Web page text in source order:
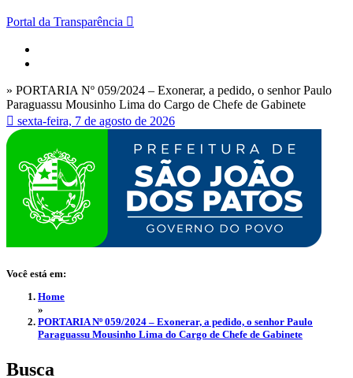
Portal da Transparência
» PORTARIA Nº 059/2024 – Exonerar, a pedido, o senhor Paulo
Paraguassu Mousinho Lima do Cargo de Chefe de Gabinete
sexta-feira, 7 de agosto de 2026
Você está em:
Home
»
PORTARIA Nº 059/2024 – Exonerar, a pedido, o senhor Paulo
Paraguassu Mousinho Lima do Cargo de Chefe de Gabinete
Busca